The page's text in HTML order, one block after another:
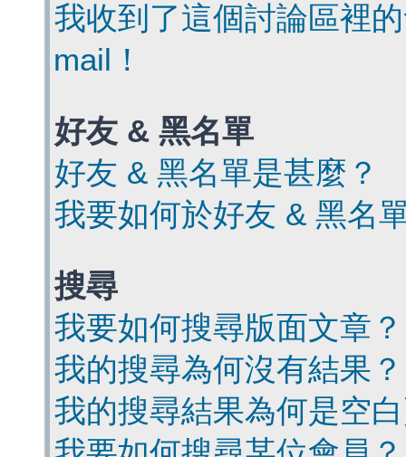
我收到了這個討論區裡
mail！
好友 & 黑名單
好友 & 黑名單是甚麼？
我要如何於好友 & 黑名
搜尋
我要如何搜尋版面文章？
我的搜尋為何沒有結果？
我的搜尋結果為何是空